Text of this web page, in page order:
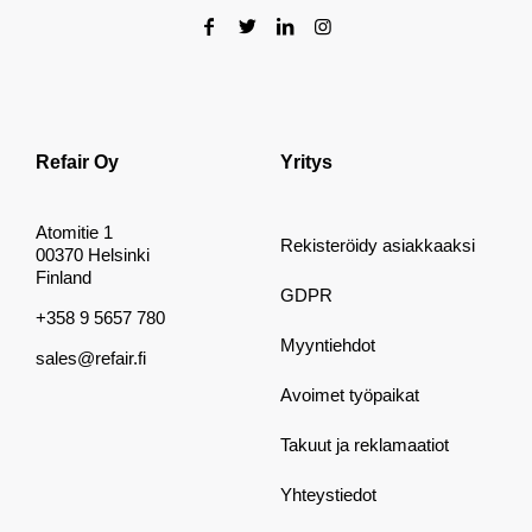
Refair Oy
Atomitie 1
00370 Helsinki
Finland
+358 9 5657 780
sales@refair.fi
Yritys
Rekisteröidy asiakkaaksi
GDPR
Myyntiehdot
Avoimet työpaikat
Takuut ja reklamaatiot
Yhteystiedot